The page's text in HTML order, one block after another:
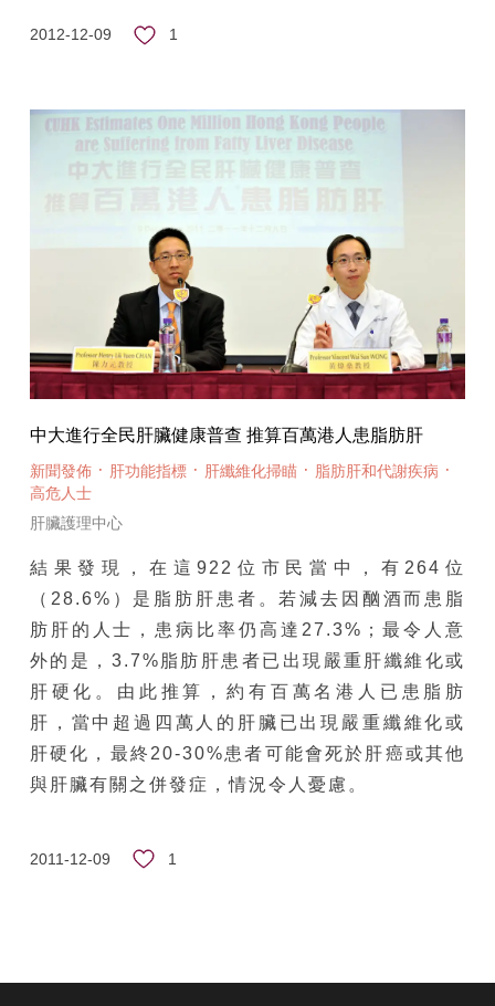
2012-12-09 1
中大進行全民肝臟健康普查 推算百萬港人患脂肪肝
新聞發佈· 肝功能指標· 肝纖維化掃瞄· 脂肪肝和代謝疾病 ·
高危人士
肝臟護理中心
結果發現，在這922位市民當中，有264位
（28.6%）是脂肪肝患者。若減去因酗酒而患脂
肪肝的人士，患病比率仍高達27.3%；最令人意
外的是，3.7%脂肪肝患者已出現嚴重肝纖維化或
肝硬化。由此推算，約有百萬名港人已患脂肪
肝，當中超過四萬人的肝臟已出現嚴重纖維化或
肝硬化，最終20-30%患者可能會死於肝癌或其他
與肝臟有關之併發症，情況令人憂慮。
2011-12-09 1